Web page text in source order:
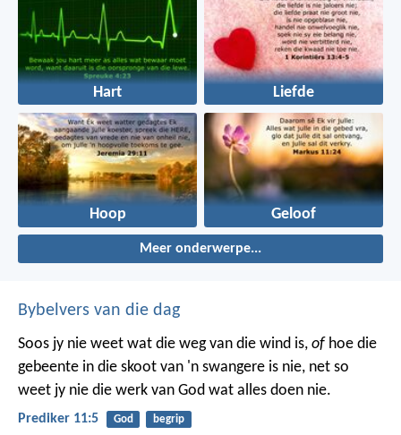
Hart Liefde
Hoop Geloof
Meer onderwerpe...
Bybelvers van die dag
Soos jy nie weet wat die weg van die wind is, of hoe die
gebeente in die skoot van 'n swangere is nie, net so
weet jy nie die werk van God wat alles doen nie.
Prediker 11:5 God begrip